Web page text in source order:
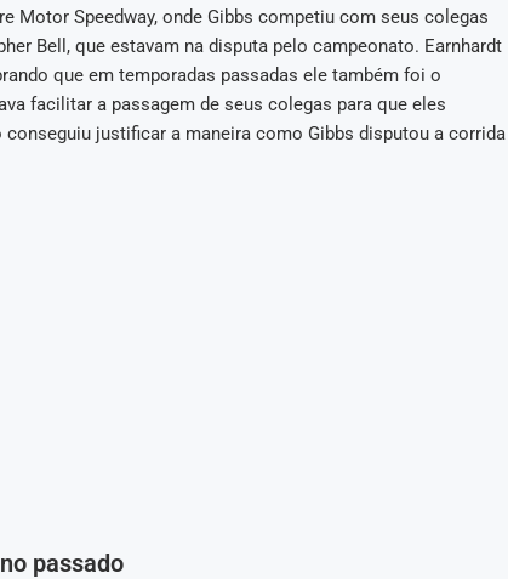
Motor Speedway, onde Gibbs competiu com seus colegas
Bell, que estavam na disputa pelo campeonato. Earnhardt
que em temporadas passadas ele também foi o
facilitar a passagem de seus colegas para que eles
justificar a maneira como Gibbs disputou a corrida
passado